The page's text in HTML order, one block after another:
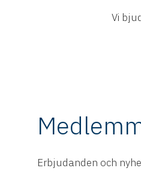
Vi
Erbjudanden och